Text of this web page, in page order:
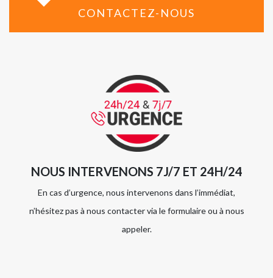
CONTACTEZ-NOUS
NOUS INTERVENONS 7J/7 ET 24H/24
En cas d’urgence, nous intervenons dans l’immédiat,
n’hésitez pas à nous contacter via le formulaire ou à nous
appeler.